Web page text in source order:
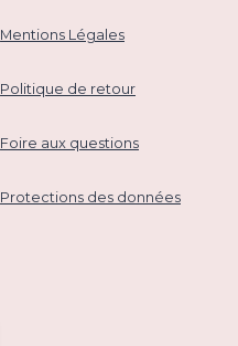
Mentions Légales
Politique de retour
Foire aux questions
Protections des données